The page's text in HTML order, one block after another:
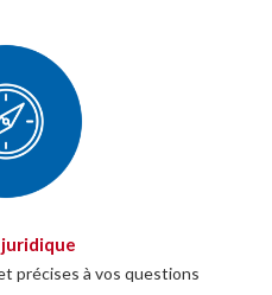
précises à vos questions